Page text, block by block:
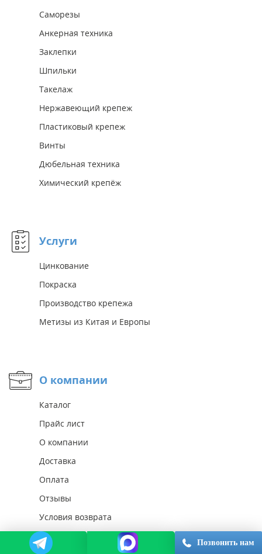
Саморезы
Анкерная техника
Заклепки
Шпильки
Такелаж
Нержавеющий крепеж
Пластиковый крепеж
Винты
Дюбельная техника
Химический крепёж
Услуги
Цинкование
Покраска
Производство крепежа
Метизы из Китая и Европы
О компании
Каталог
Прайс лист
О компании
Доставка
Оплата
Отзывы
Условия возврата
Реквизиты
Позвонить нам